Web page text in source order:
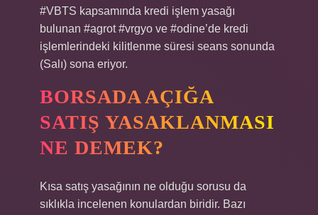
#VBTS kapsamında kredi işlem yasağı
bulunan #agrot #vrgyo ve #odine’de kredi
işlemlerindeki kilitlenme süresi seans sonunda
(Salı) sona eriyor.
BORSADA AÇIĞA
SATIŞ YASAKLANMASI
NE DEMEK?
Kısa satış yasağının ne olduğu sorusu da
sıklıkla incelenen konulardan biridir. Bazı